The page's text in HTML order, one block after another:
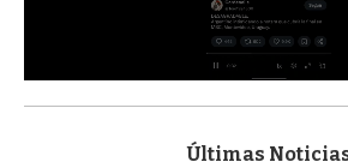
s
Últimas